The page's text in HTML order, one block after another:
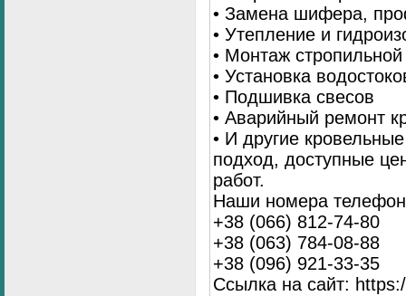
• Замена шифера,
• Утепление и
• Монтаж
• Установка
• Подшивка свесов
• Аварийный ремонт
• И другие
подход, доступные
работ.
Наши номера
+38 (066) 812-74-80
+38 (063) 784-08-88
+38 (096) 921-33-35
Ссылка на сайт: